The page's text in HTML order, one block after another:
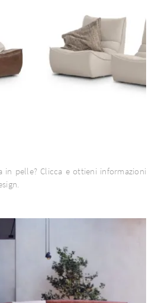
in pelle? Clicca e ottieni informazioni